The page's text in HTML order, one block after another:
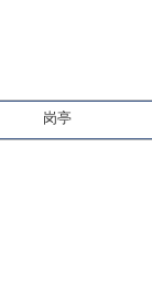
岗亭